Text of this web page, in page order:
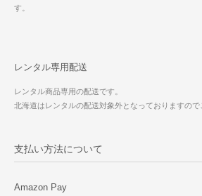
す。
レンタル専用配送
レンタル商品専用の配送です。
北海道はレンタルの配送対象外となっておりますので
支払い方法について
Amazon Pay